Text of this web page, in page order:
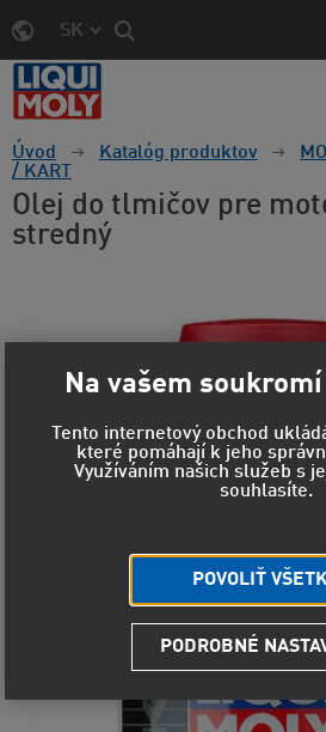
SK
Úvod Katalóg produktov
/ KART
Olej do tlmičov pre
stredný
Na vašem
Tento internetový obchod
které pomáhají k jeho
Využíváním našich služeb s
souhlasíte.
POVOLIŤ
PODROBNÉ